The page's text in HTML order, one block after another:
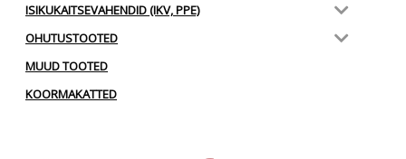
ISIKUKAITSEVAHENDID (IKV, PPE)
OHUTUSTOOTED
MUUD TOOTED
KOORMAKATTED